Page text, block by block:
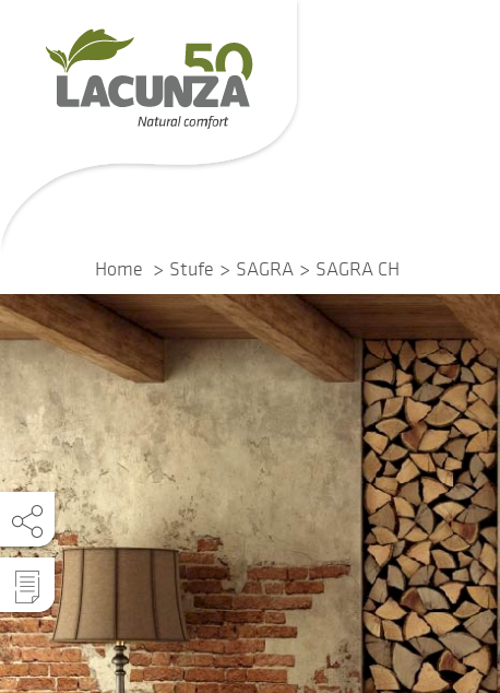
Home Stufe SAGRA SAGRA CH